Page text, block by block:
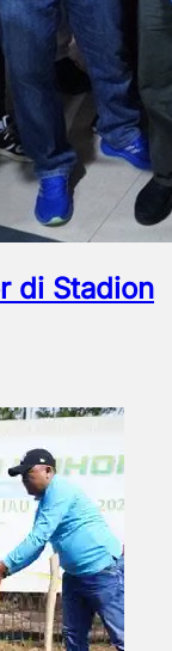
di Stadion